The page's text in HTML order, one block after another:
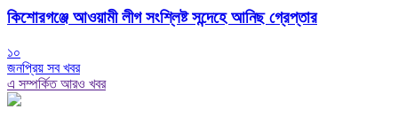
কিশোরগঞ্জে আওয়ামী লীগ সংশ্লিষ্ট সন্দেহে আনিছ গ্রেপ্তার
১০
জনপ্রিয় সব খবর
এ সম্পর্কিত আরও খবর